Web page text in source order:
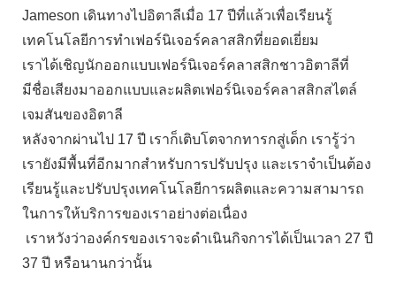
Jameson เดินทางไปอิตาลีเมื่อ 17 ปีที่แล้วเพื่อเรียนรู้
เทคโนโลยีการทำเฟอร์นิเจอร์คลาสสิกที่ยอดเยี่ยม
เราได้เชิญนักออกแบบเฟอร์นิเจอร์คลาสสิกชาวอิตาลีที่
มีชื่อเสียงมาออกแบบและผลิตเฟอร์นิเจอร์คลาสสิกสไตล์
เจมสันของอิตาลี
หลังจากผ่านไป 17 ปี เราก็เติบโตจากทารกสู่เด็ก เรารู้ว่า
เรายังมีพื้นที่อีกมากสำหรับการปรับปรุง และเราจำเป็นต้อง
เรียนรู้และปรับปรุงเทคโนโลยีการผลิตและความสามารถ
ในการให้บริการของเราอย่างต่อเนื่อง
เราหวังว่าองค์กรของเราจะดำเนินกิจการได้เป็นเวลา 27 ปี
37 ปี หรือนานกว่านั้น